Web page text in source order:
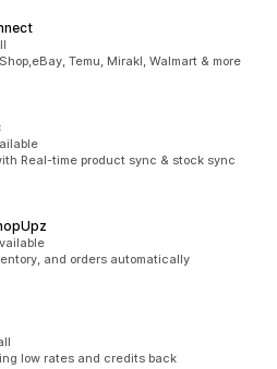
Temu, Mirakl, Walmart & more
Real-time product sync & stock sync
and orders automatically
low rates and credits back